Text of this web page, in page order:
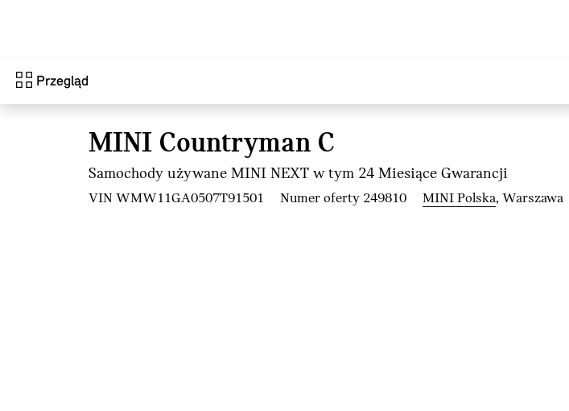
Przegląd
MINI Countryman C
Samochody używane MINI NEXT w tym 24 Miesiące Gwarancji
VIN WMW11GA0507T91501 Numer oferty 249810 MINI Polska, Warszawa